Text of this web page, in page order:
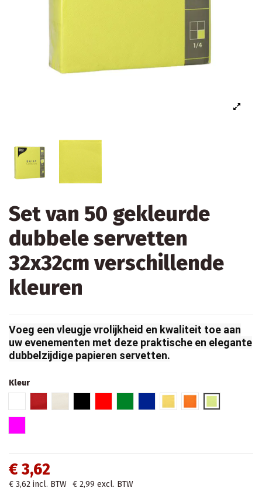
Set van 50 gekleurde
dubbele servetten
32x32cm verschillende
kleuren
Voeg een vleugje vrolijkheid en kwaliteit toe aan
uw evenementen met deze praktische en elegante
dubbelzijdige papieren servetten.
Kleur
€ 3,62
€ 3,62 incl. BTW € 2,99 excl. BTW